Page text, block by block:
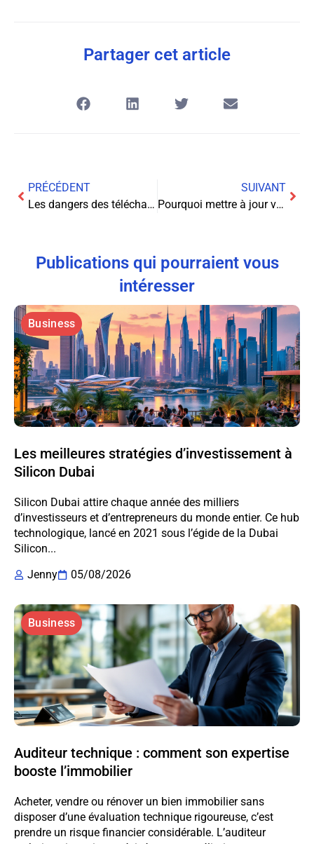
Partager cet article
PRÉCÉDENT
Les dangers des téléchargements illégaux pour votre sécurité
SUIVANT
Pourquoi mettre à jour vos logiciels est crucial pour la sécurité ?
Publications qui pourraient vous
intéresser
Business
Les meilleures stratégies d’investissement à
Silicon Dubai
Silicon Dubai attire chaque année des milliers
d’investisseurs et d’entrepreneurs du monde entier. Ce hub
technologique, lancé en 2021 sous l’égide de la Dubai
Silicon...
Jenny
05/08/2026
Business
Auditeur technique : comment son expertise
booste l’immobilier
Acheter, vendre ou rénover un bien immobilier sans
disposer d’une évaluation technique rigoureuse, c’est
prendre un risque financier considérable. L’auditeur